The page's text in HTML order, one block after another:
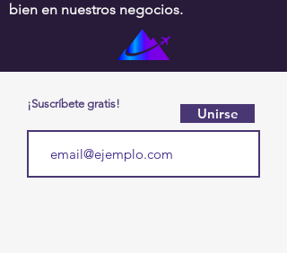
bien en nuestros negocios.
¡Suscríbete gratis!
Unirse